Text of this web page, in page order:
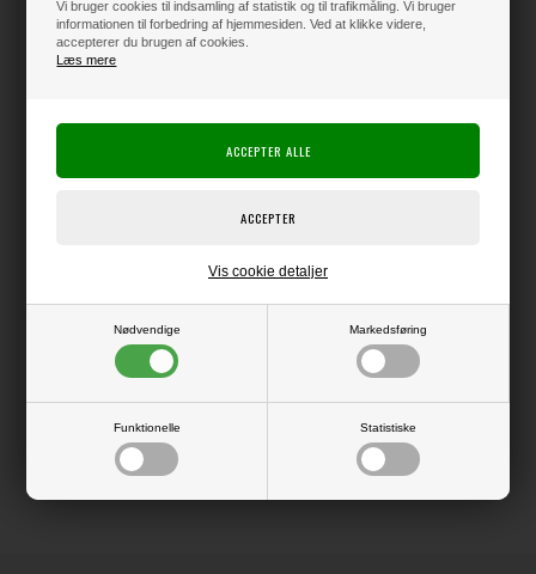
Vi bruger cookies til indsamling af statistik og til trafikmåling. Vi bruger
informationen til forbedring af hjemmesiden. Ved at klikke videre,
accepterer du brugen af cookies.
Læs mere
Nødvendige Markedsføring
Funktionelle Statistiske
Vis cookie detaljer
Klik her for pris inkl. fragt
Pakke med 18 ark dobbeltsidet mønsterpapir i str. 6x8" (ca. 15x20 cm).
Læs flere artikler...